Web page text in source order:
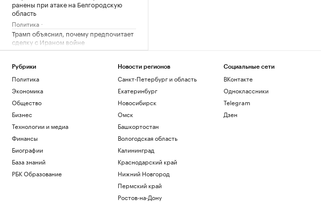
ранены при атаке на Белгородскую
область
Политика
Трамп объяснил, почему предпочитает
сделку с Ираном войне
Политика
Киев раскрыл «колоссальную сумму»
бюджетной помощи от Запада с 2022
года
Политика
Число закрытых за ночь российских
аэропортов выросло до восьми
Политика
Рубрики
Политика
Экономика
Общество
Бизнес
Технологии и медиа
Финансы
Биографии
База знаний
РБК Образование
Новости регионов
Санкт-Петербург и область
Екатеринбург
Новосибирск
Омск
Башкортостан
Вологодская область
Калининград
Краснодарский край
Нижний Новгород
Пермский край
Ростов-на-Дону
Социальные сети
ВКонтакте
Одноклассники
Telegram
Дзен